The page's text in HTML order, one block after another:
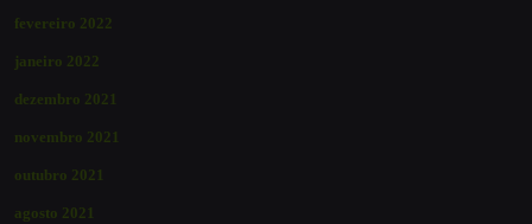
fevereiro 2022
janeiro 2022
dezembro 2021
novembro 2021
outubro 2021
agosto 2021